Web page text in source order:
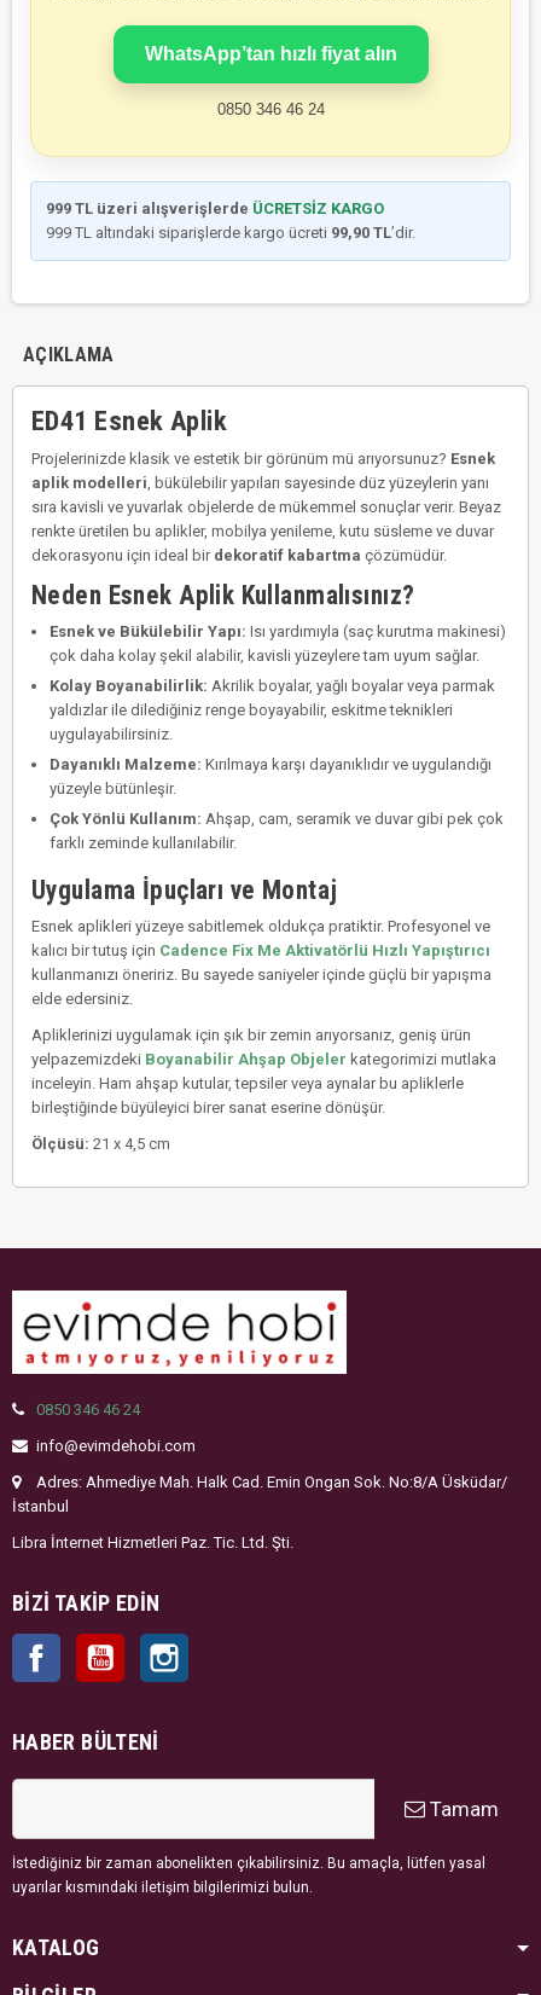
WhatsApp’tan hızlı fiyat alın
0850 346 46 24
999 TL üzeri alışverişlerde ÜCRETSİZ KARGO
999 TL altındaki siparişlerde kargo ücreti 99,90 TL’dir.
AÇIKLAMA
ED41 Esnek Aplik
Projelerinizde klasik ve estetik bir görünüm mü arıyorsunuz? Esnek
aplik modelleri , bükülebilir yapıları sayesinde düz yüzeylerin yanı
sıra kavisli ve yuvarlak objelerde de mükemmel sonuçlar verir. Beyaz
renkte üretilen bu aplikler, mobilya yenileme, kutu süsleme ve duvar
dekorasyonu için ideal bir dekoratif kabartma çözümüdür.
Neden Esnek Aplik Kullanmalısınız?
Esnek ve Bükülebilir Yapı: Isı yardımıyla (saç kurutma makinesi)
çok daha kolay şekil alabilir, kavisli yüzeylere tam uyum sağlar.
Kolay Boyanabilirlik: Akrilik boyalar, yağlı boyalar veya parmak
yaldızlar ile dilediğiniz renge boyayabilir, eskitme teknikleri
uygulayabilirsiniz.
Dayanıklı Malzeme: Kırılmaya karşı dayanıklıdır ve uygulandığı
yüzeyle bütünleşir.
Çok Yönlü Kullanım: Ahşap, cam, seramik ve duvar gibi pek çok
farklı zeminde kullanılabilir.
Uygulama İpuçları ve Montaj
Esnek aplikleri yüzeye sabitlemek oldukça pratiktir. Profesyonel ve
kalıcı bir tutuş için Cadence Fix Me Aktivatörlü Hızlı Yapıştırıcı
kullanmanızı öneririz. Bu sayede saniyeler içinde güçlü bir yapışma
elde edersiniz.
Apliklerinizi uygulamak için şık bir zemin arıyorsanız, geniş ürün
yelpazemizdeki Boyanabilir Ahşap Objeler kategorimizi mutlaka
inceleyin. Ham ahşap kutular, tepsiler veya aynalar bu apliklerle
birleştiğinde büyüleyici birer sanat eserine dönüşür.
Ölçüsü: 21 x 4,5 cm
0850 346 46 24
info@evimdehobi.com
Adres: Ahmediye Mah. Halk Cad. Emin Ongan Sok. No:8/A Üsküdar/
İstanbul
Libra İnternet Hizmetleri Paz. Tic. Ltd. Şti.
BIZI TAKIP EDIN
Facebook YouTube
HABER BÜLTENI
Tamam
İstediğiniz bir zaman abonelikten çıkabilirsiniz. Bu amaçla, lütfen yasal
uyarılar kısmındaki iletişim bilgilerimizi bulun.
KATALOG